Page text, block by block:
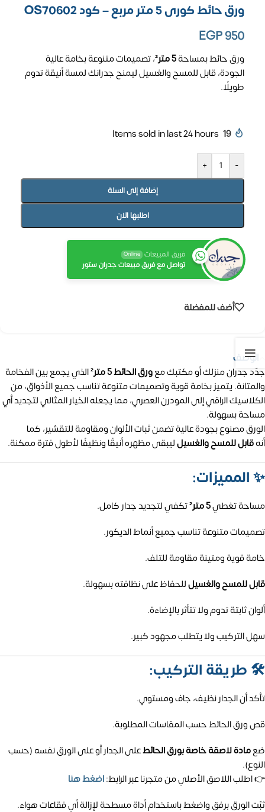
ورق حائط كورى 5 متر مربع – كود OS70602
EGP950
ورق حائط بمساحة5 متر²
، تصميمات متنوعة بخامة عالية
الجودة، قابل للمسح والغسيل ليمنح جدرانك لمسة أنيقة تدوم
طويلًا.
19
Items sold in last 24 hours
-
+
إضافة إلى السلة
اطلبها الان
فريق المبيعات Online
تواصل مع فريق مبيعات جدران ستور
أضف للمفضلة
الوصف
جدّد جدران منزلك أو مكتبك معورق الحائط 5 متر²
الذي يجمع بين الفخامة
والمتانة. يتميز بخامة قوية وتصميمات متنوعة تناسب جميع الأذواق، من
الكلاسيك الراقي إلى المودرن العصري، مما يجعله الخيار المثالي لتجديد أي
مساحة بسهولة.
الورق مصنوع بجودة عالية تضمن ثبات الألوان ومقاومة للتقشير، كما
أنهقابل للمسح والغسيلليبقى مظهره أنيقًا ونظيفًا لأطول فترة ممكنة.
✨المميزات:
مساحة تغطي5 متر²
تكفي لتجديد جدار كامل.
تصميمات متنوعة تناسب جميع أنماط الديكور.
خامة قوية ومتينة مقاومة للتلف.
قابل للمسح والغسيلللحفاظ على نظافته بسهولة.
ألوان ثابتة تدوم ولا تتأثر بالإضاءة.
سهل التركيب ولا يتطلب مجهود كبير.
🛠️ طريقة التركيب:
تأكد أن الجدار نظيف، جاف ومستوي.
قص ورق الحائط حسب المقاسات المطلوبة.
ضعمادة لاصقة خاصة بورق الحائطعلى الجدار أو على الورق نفسه (حسب
النوع).
👉 اطلب اللاصق الأصلي من متجرنا عبر الرابط:اضغط هنا
ثبّت الورق برفق واضغط باستخدام أداة مسطحة لإزالة أي فقاعات هواء.